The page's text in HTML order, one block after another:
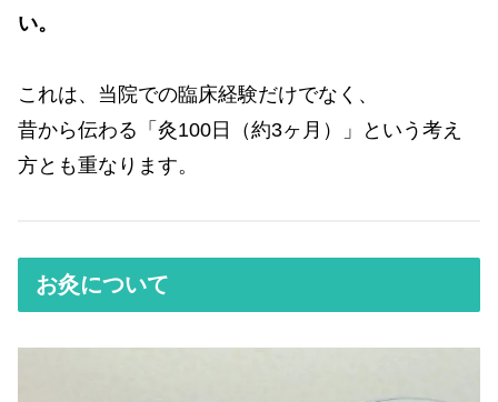
い。
これは、当院での臨床経験だけでなく、
昔から伝わる「灸100日（約3ヶ月）」という考え
方とも重なります。
お灸について